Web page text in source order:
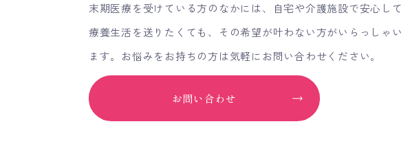
末期医療を受けている方のなかには、自宅や介護施設で安心して
療養生活を送りたくても、その希望が叶わない方がいらっしゃい
ます。お悩みをお持ちの方は気軽にお問い合わせください。
お問い合わせ